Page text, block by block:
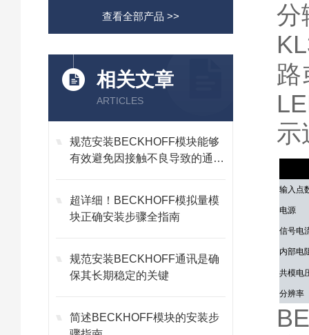
查看全部产品 >>
相关文章
ARTICLES
规范安装BECKHOFF模块能够
有效避免因接触不良导致的通讯
超详细！BECKHOFF模拟量模
块正确安装步骤全指南
规范安装BECKHOFF通讯是确
保其长期稳定的关键
简述BECKHOFF模块的安装步
分
示
输入点
电源
信号电
内部电
共模电
分辨率
转换时